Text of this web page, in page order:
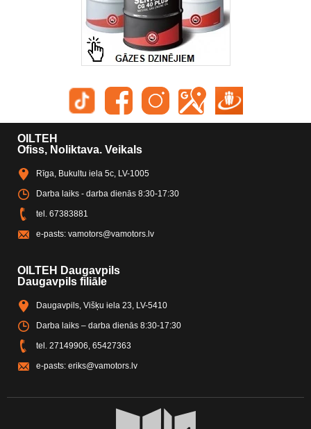
OILTEH
Ofiss, Noliktava. Veikals
Rīga, Bukultu iela 5c, LV-1005
Darba laiks - darba dienās 8:30-17:30
tel. 67383881
e-pasts: vamotors@vamotors.lv
OILTEH Daugavpils
Daugavpils filiāle
Daugavpils, Višķu iela 23, LV-5410
Darba laiks – darba dienās 8:30-17:30
tel. 27149906 65427363
e-pasts: eriks@vamotors.lv